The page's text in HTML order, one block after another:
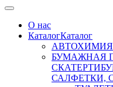
О нас
КаталогКаталог
АВТОХИМИЯ
БУМАЖНАЯ
СКАТЕРТИ
САЛФЕТКИ,